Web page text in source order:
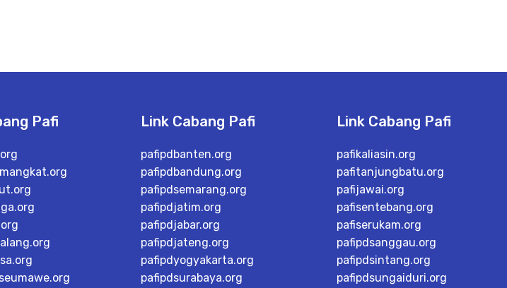
Pafi Link Cabang Pafi
pafipdbanten.org
pafipdbandung.org
pafipdsemarang.org
pafipdjatim.org
pafipdjabar.org
pafipdjateng.org
pafipdyogyakarta.org
pafipdsurabaya.org
Link Cabang Pafi
pafikaliasin.org
pafitanjungbatu.org
pafijawai.org
pafisentebang.org
pafiserukam.org
pafipdsanggau.org
pafipdsintang.org
pafipdsungaiduri.org